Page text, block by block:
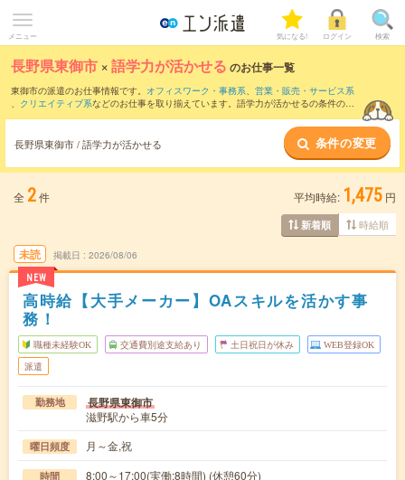
メニュー 気になる! ログイン 検索
長野県東御市 ×語学力が活かせる のお仕事一覧
東御市の派遣のお仕事情報です。 オフィスワーク・事務系、 営業・販売・サービス系
、 クリエイティブ系などのお仕事を取り揃えています。語学力が活かせるの条件の他
長野県東御市 / 語学力が活かせる 条件の変更
全 2件 平均時給: 1,475 円
新着順 時給順
未読
NEW
掲載日 2026/08/06
高時給【大手メーカー】OAスキルを活かす事
務！
職種未経験OK 交通費別途支給あり 土日祝日が休み WEB登録OK
派遣
勤務地 長野県東御市
滋野駅から車5分
曜日頻度 月～金,祝
時間 8:00～17:00(実働:8時間) (休憩60分)